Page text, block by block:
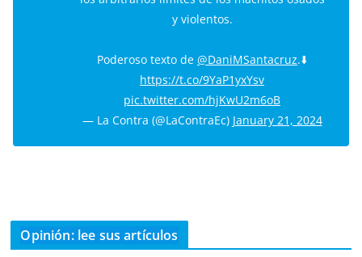
y violentos.
Poderoso texto de @DaniMSantacruz.⬇️
https://t.co/9YaP1yxYsv
pic.twitter.com/hjKwU2m6oB
— La Contra (@LaContraEc) January 21, 2024
Opinión: lee sus artículos